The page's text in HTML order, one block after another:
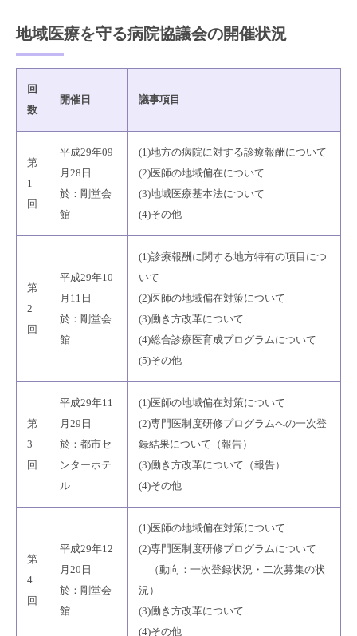
地域医療を守る病院協議会の開催状況
回
数
開催日 議事項目
第
1
回
平成29年09
月28日
於：剛堂会
館
(1)地方の病院に対する診療報酬について
(2)医師の地域偏在について
(3)地域医療基本法について
(4)その他
第
2
回
平成29年10
月11日
於：剛堂会
館
(1)診療報酬に関する地方特有の項目につ
いて
(2)医師の地域偏在対策について
(3)働き方改革について
(4)総合診療医育成プログラムについて
(5)その他
第
3
回
平成29年11
月29日
於：都市セ
ンターホテ
ル
(1)医師の地域偏在対策について
(2)専門医制度研修プログラムへの一次登
録結果について（報告）
(3)働き方改革について（報告）
(4)その他
第
4
回
平成29年12
月20日
於：剛堂会
館
(1)医師の地域偏在対策について
(2)専門医制度研修プログラムについて
（動向：一次登録状況・二次募集の状
況）
(3)働き方改革について
(4)その他